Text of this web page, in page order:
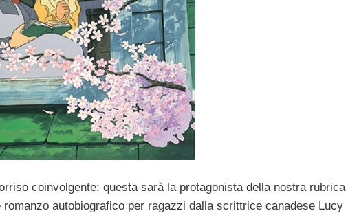
coinvolgente: questa sarà la protagonista della nostra rubrica
romanzo autobiografico per ragazzi dalla scrittrice canadese Lucy